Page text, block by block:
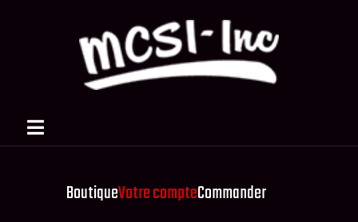
BOUTIQUE
BoutiqueVotre compteCommander